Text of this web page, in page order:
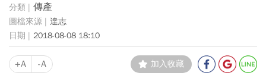
傳產
達志
2018-08-08 18:10
+A -A 加入收藏